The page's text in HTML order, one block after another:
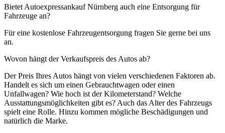
Bietet Autoexpressankauf Nürnberg auch eine Entsorgung für
Fahrzeuge an?
Für eine kostenlose Fahrzeugentsorgung fragen Sie gerne bei uns
an.
Wovon hängt der Verkaufspreis des Autos ab?
Der Preis Ihres Autos hängt von vielen verschiedenen Faktoren ab.
Handelt es sich um einen Gebrauchtwagen oder einen
Unfallwagen? Wie hoch ist der Kilometerstand? Welche
Ausstattungsmöglichkeiten gibt es? Auch das Alter des Fahrzeugs
spielt eine Rolle. Hinzu kommen mögliche Beschädigungen und
natürlich die Marke.